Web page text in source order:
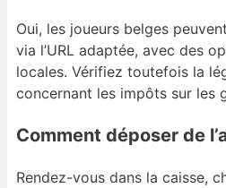
Oui, les joueurs belges
via l’URL adaptée, avec des
locales. Vérifiez toutefois la
concernant les impôts sur les
Comment déposer de
Rendez-vous dans la caisse,